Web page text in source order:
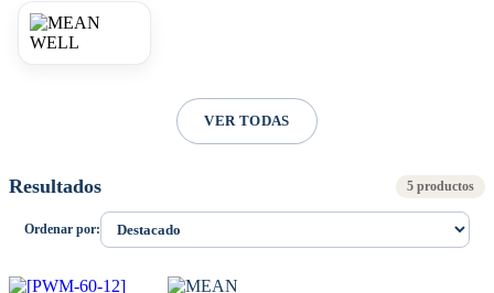
VER TODAS
Resultados 5 productos
Ordenar por: